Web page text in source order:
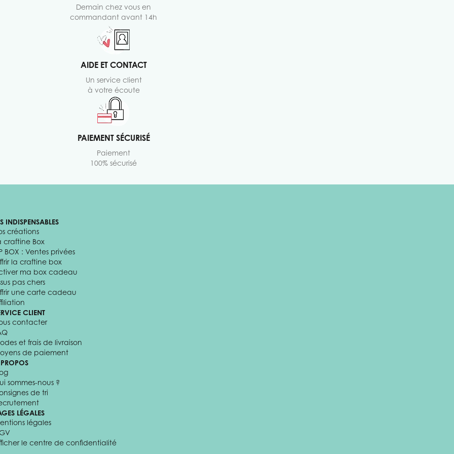
Demain chez vous en
commandant avant 14h
AIDE ET CONTACT
Un service client
à votre écoute
PAIEMENT SÉCURISÉ
Paiement
100% sécurisé
INDISPENSABLES
créations
craftine Box
BOX : Ventes privées
la craftine box
ma box cadeau
pas chers
une carte cadeau
CLIENT
contacter
et frais de livraison
de paiement
sommes-nous ?
de tri
LÉGALES
légales
le centre de confidentialité